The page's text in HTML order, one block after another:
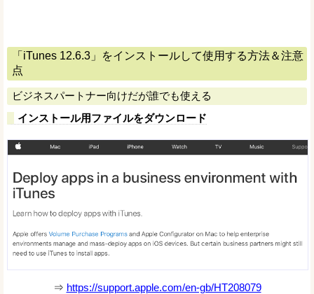
「iTunes 12.6.3」をインストールして使用する方法＆注意
点
ビジネスパートナー向けだが誰でも使える
インストール用ファイルをダウンロード
⇒ https://support.apple.com/en-gb/HT208079